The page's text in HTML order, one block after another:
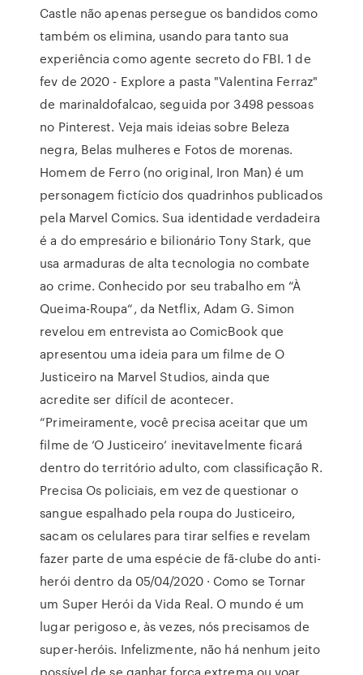
Castle não apenas persegue os bandidos como
também os elimina, usando para tanto sua
experiência como agente secreto do FBI. 1 de
fev de 2020 - Explore a pasta "Valentina Ferraz"
de marinaldofalcao, seguida por 3498 pessoas
no Pinterest. Veja mais ideias sobre Beleza
negra, Belas mulheres e Fotos de morenas.
Homem de Ferro (no original, Iron Man) é um
personagem fictício dos quadrinhos publicados
pela Marvel Comics. Sua identidade verdadeira
é a do empresário e bilionário Tony Stark, que
usa armaduras de alta tecnologia no combate
ao crime. Conhecido por seu trabalho em “À
Queima-Roupa“, da Netflix, Adam G. Simon
revelou em entrevista ao ComicBook que
apresentou uma ideia para um filme de O
Justiceiro na Marvel Studios, ainda que
acredite ser difícil de acontecer.
“Primeiramente, você precisa aceitar que um
filme de ‘O Justiceiro’ inevitavelmente ficará
dentro do território adulto, com classificação R.
Precisa Os policiais, em vez de questionar o
sangue espalhado pela roupa do Justiceiro,
sacam os celulares para tirar selfies e revelam
fazer parte de uma espécie de fã-clube do anti-
herói dentro da 05/04/2020 · Como se Tornar
um Super Herói da Vida Real. O mundo é um
lugar perigoso e, às vezes, nós precisamos de
super-heróis. Infelizmente, não há nenhum jeito
possível de se ganhar força extrema ou voar